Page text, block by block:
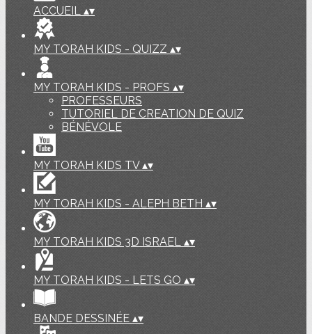
ACCUEIL ▴▾
MY TORAH KIDS - QUIZZ ▴▾
MY TORAH KIDS - PROFS ▴▾
PROFESSEURS
TUTORIEL DE CREATION DE QUIZ
BÉNÉVOLE
MY TORAH KIDS TV▴▾
MY TORAH KIDS - ALEPH BETH ▴▾
MY TORAH KIDS 3D ISRAEL ▴▾
MY TORAH KIDS - LETS GO ▴▾
BANDE DESSINÉE ▴▾